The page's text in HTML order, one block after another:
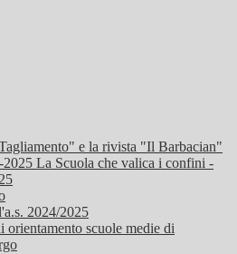
e la rivista "Il Barbacian"
2025 La Scuola che valica i confini -
2024/2025
orientamento scuole medie di